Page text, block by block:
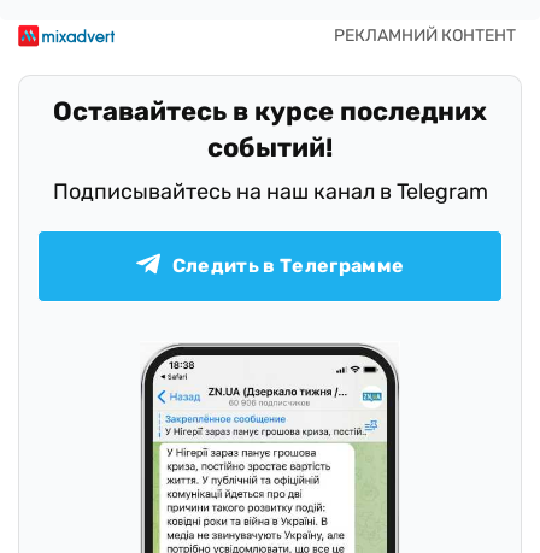
Оставайтесь в курсе последних
событий!
Подписывайтесь на наш канал в Telegram
Следить в Телеграмме